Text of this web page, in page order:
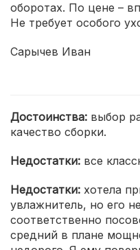
оборотах. По цене –
Не требует особого
Сарычев Иван
Достоинства: выбор
качество сборки.
Недостатки: все
Недостатки: хотела
увлажнитель, но его
соответственно
средний в плане